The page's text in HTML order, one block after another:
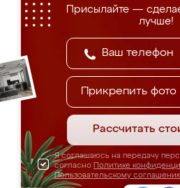
Присылайте —
лучше!
Прикрепить фото
Рассчитать
Я соглашаюсь на передачу
согласно Политике
Пользовательскому